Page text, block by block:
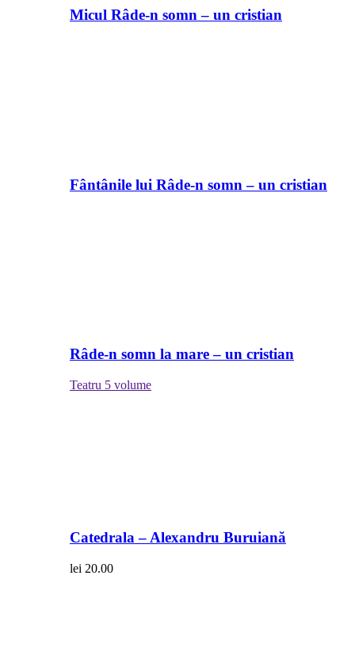
Micul Râde-n somn – un cristian
Fântânile lui Râde-n somn – un cristian
Râde-n somn la mare – un cristian
Teatru 5 volume
Catedrala – Alexandru Buruiană
lei 20.00